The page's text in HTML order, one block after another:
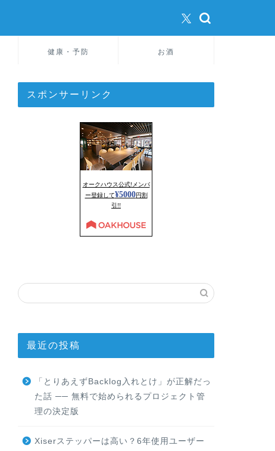
健康・予防 お酒
スポンサーリンク
最近の投稿
「とりあえずBacklog入れとけ」が正解だっ
た話 ── 無料で始められるプロジェクト管
理の決定版
Xiserステッパーは高い？6年使用ユーザー